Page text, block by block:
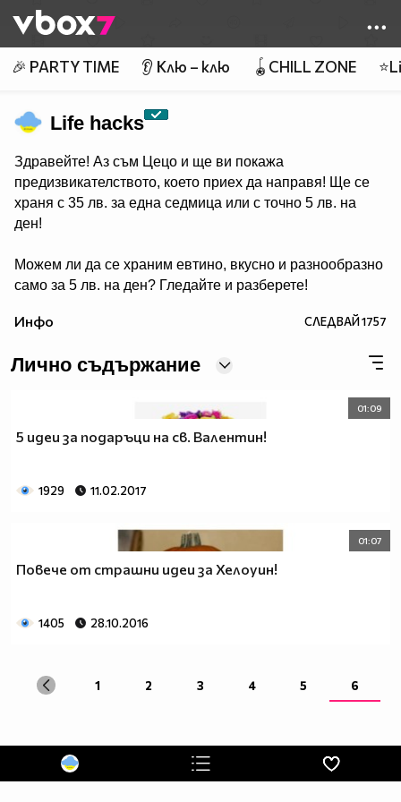
👾
🎉 PARTY TIME 👂 Клю – клю 🪀CHILL ZONE
Life hacks
Здравейте! Аз съм Цецо и ще ви покажа
предизвикателството, което приех да направя! Ще се
храня с 35 лв. за една седмица или с точно 5 лв. на
ден!
Можем ли да се храним евтино, вкусно и разнообразно
само за 5 лв. на ден? Гледайте и разберете!
Инфо СЛЕДВАЙ1757
Лично съдържание
01:09
5 идеи за подаръци на св. Валентин!
1929 11.02.2017
01:07
Повече от страшни идеи за Хелоуин!
1405 28.10.2016
1 2 3 4 5 6